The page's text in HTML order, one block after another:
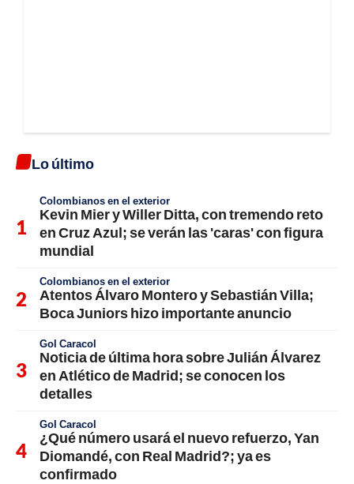
Lo último
Colombianos en el exterior
Kevin Mier y Willer Ditta, con tremendo reto
en Cruz Azul; se verán las 'caras' con figura
mundial
Colombianos en el exterior
Atentos Álvaro Montero y Sebastián Villa;
Boca Juniors hizo importante anuncio
Gol Caracol
Noticia de última hora sobre Julián Álvarez
en Atlético de Madrid; se conocen los
detalles
Gol Caracol
¿Qué número usará el nuevo refuerzo, Yan
Diomandé, con Real Madrid?; ya es
confirmado